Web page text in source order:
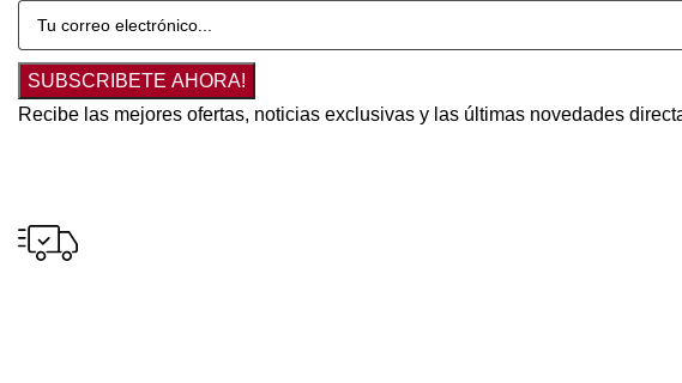
SUBSCRIBETE AHORA!
Recibe las mejores ofertas, noticias exclusivas y las últimas novedades